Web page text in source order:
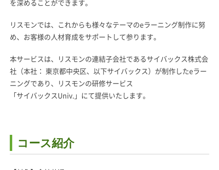
を深めることができます。
リスモンでは、これからも様々なテーマのeラーニング制作に努
め、お客様の人材育成をサポートして参ります。
本サービスは、リスモンの連結子会社であるサイバックス株式会
社（本社： 東京都中央区、以下サイバックス）が制作したeラー
ニングであり、リスモンの研修サービス
「サイバックスUniv.」にて提供いたします。
コース紹介